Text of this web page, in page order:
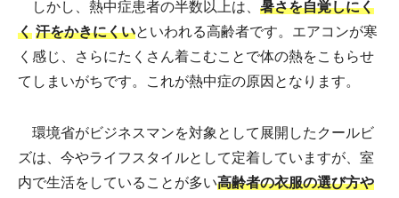
しかし、熱中症患者の半数以上は、 暑さを自覚しにく
く 汗をかきにくいといわれる高齢者です。エアコンが寒
く感じ、さらにたくさん着こむことで体の熱をこもらせ
てしまいがちです。これが熱中症の原因となります。
環境省がビジネスマンを対象として展開したクールビ
ズは、今やライフスタイルとして定着していますが、室
内で生活をしていることが多い高齢者の衣服の選び方や